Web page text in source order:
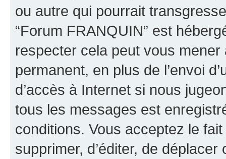
ou autre qui pourrait
“Forum FRANQUIN” est
respecter cela peut vous
permanent, en plus de l’envoi
d’accès à Internet si nous
tous les messages est
conditions. Vous acceptez le
supprimer, d’éditer, de